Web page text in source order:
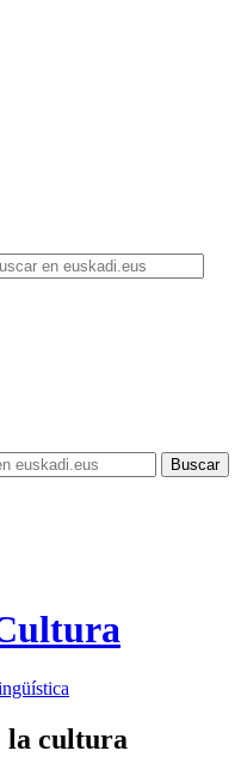
la cultura